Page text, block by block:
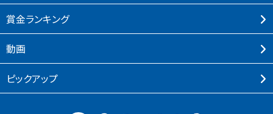
賞⾦ランキング
動画
ピックアップ